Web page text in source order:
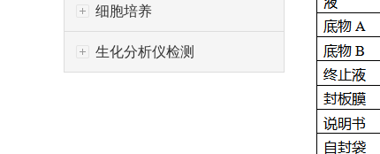
细胞培养
生化分析仪检测